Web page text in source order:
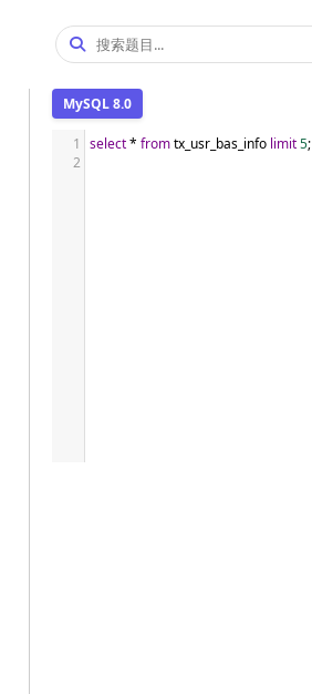
MySQL 8.0
1 select * from tx_usr_bas_info limit 5;
2